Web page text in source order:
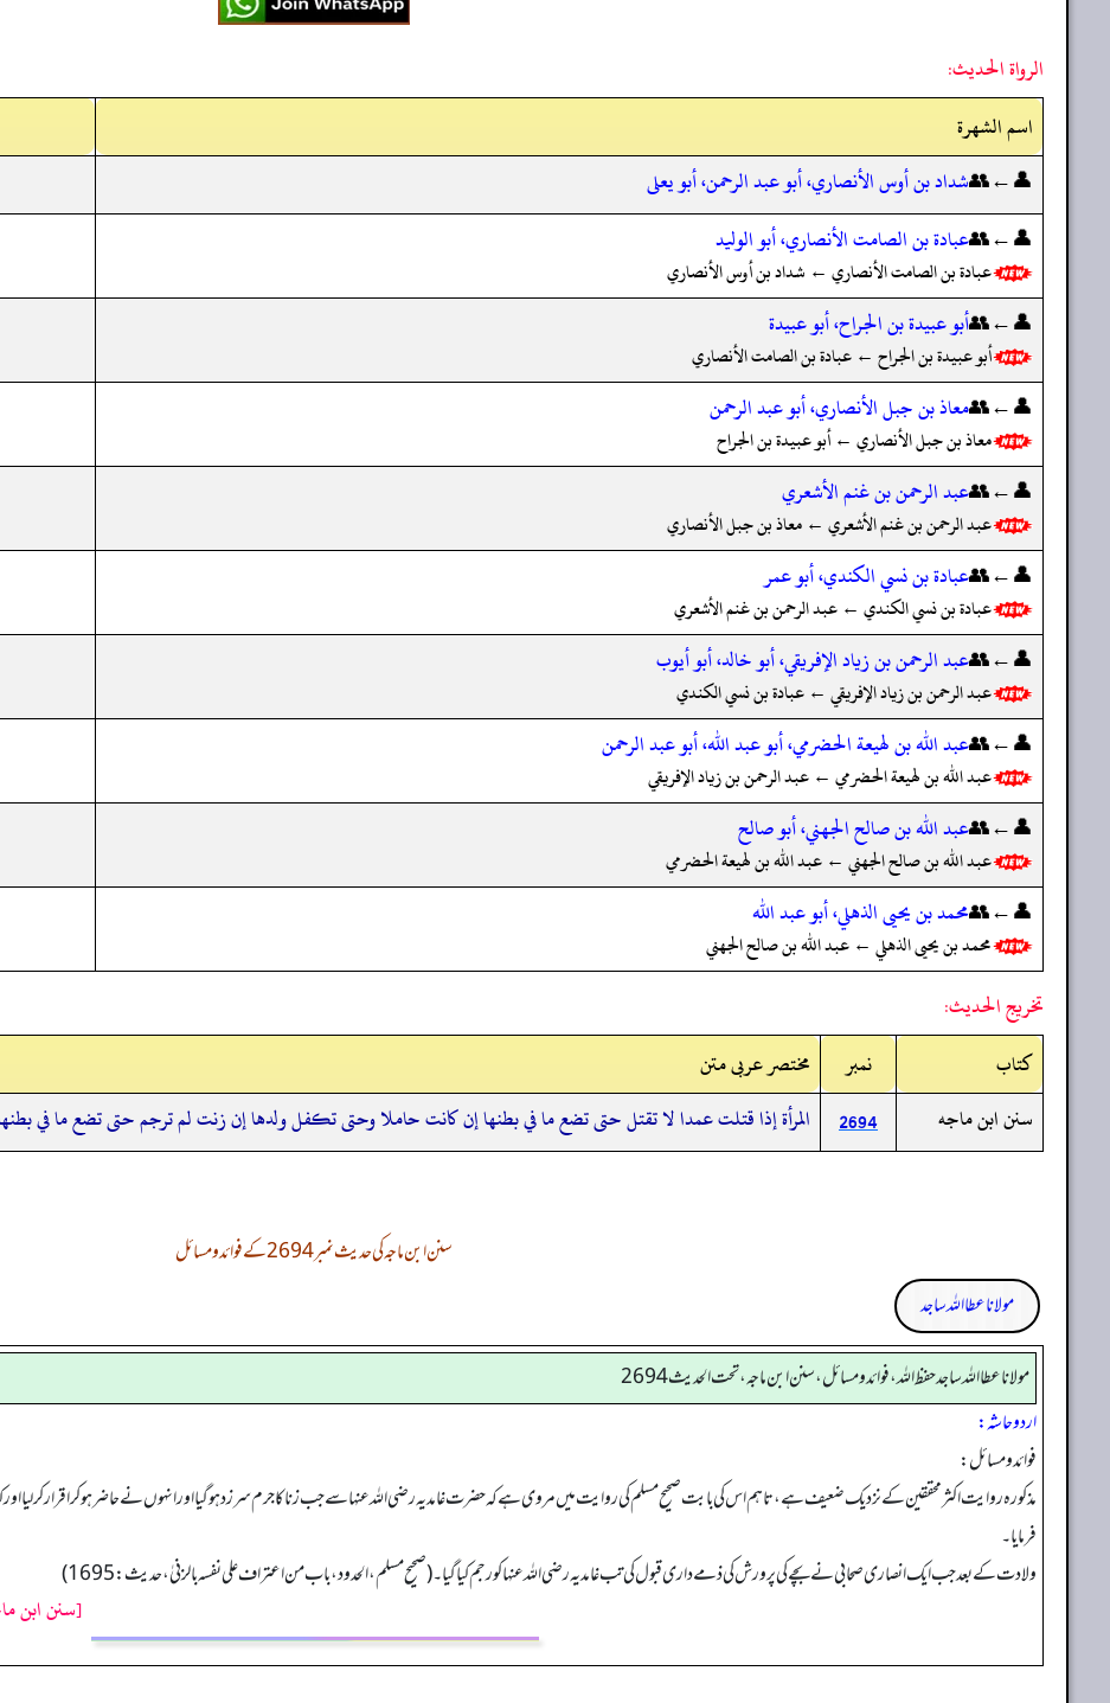
الرواة الحديث:
اسم الشهرة
👤←👥شداد بن أوس الأنصاري، أبو عبد الرحمن، أبو يعلى
👤←👥عبادة بن الصامت الأنصاري، أبو الوليد
عبادة بن الصامت الأنصاري ← شداد بن أوس الأنصاري
👤←👥أبو عبيدة بن الجراح، أبو عبيدة
أبو عبيدة بن الجراح ← عبادة بن الصامت الأنصاري
👤←👥معاذ بن جبل الأنصاري، أبو عبد الرحمن
معاذ بن جبل الأنصاري ← أبو عبيدة بن الجراح
👤←👥عبد الرحمن بن غنم الأشعري
عبد الرحمن بن غنم الأشعري ← معاذ بن جبل الأنصاري
👤←👥عبادة بن نسي الكندي، أبو عمر
عبادة بن نسي الكندي ← عبد الرحمن بن غنم الأشعري
👤←👥عبد الرحمن بن زياد الإفريقي، أبو خالد، أبو أيوب
عبد الرحمن بن زياد الإفريقي ← عبادة بن نسي الكندي
👤←👥عبد الله بن لهيعة الحضرمي، أبو عبد الله، أبو عبد الرحمن
عبد الله بن لهيعة الحضرمي ← عبد الرحمن بن زياد الإفريقي
👤←👥عبد الله بن صالح الجهني، أبو صالح
عبد الله بن صالح الجهني ← عبد الله بن لهيعة الحضرمي
👤←👥محمد بن يحيى الذهلي، أبو عبد الله
محمد بن يحيى الذهلي ← عبد الله بن صالح الجهني
تخريج الحديث:
کتاب
نمبر
مختصر عربی متن
سنن ابن ماجه
2694 المرأة إذا قتلت عمدا لا تقتل حتى تضع ما في بطنها إن كانت حاملا وحتى تكفل ولدها إن زنت لم ترجم حتى تضع ما في
سنن ابن ماجہ کی حدیث نمبر 2694 کے فوائد و مسائل
مولانا عطا اللہ ساجد
مولانا عطا الله ساجد حفظ الله، فوائد و مسائل، سنن ابن ماجه، تحت الحديث2694
اردو حاشہ:
فوائد ومسائل:
مذکورہ روایت اکثر محققین کے نزدیک ضعیف ہے، تاہم اس کی بابت صحیح مسلم کی روایت میں مروی ہے کہ حضرت غامدیہ رضی اللہ عنہا سے جب زنا کا جرم سرزد ہوگیا اورانہوں نے حاضر ہو کر اقرار کر لیا اور
فرمایا۔
ولادت کے بعد جب ایک انصاری صحابی نے بچے کی پرورش کی ذمے داری قبول کی تب غامدیہ رضی اللہ عنہا کو رجم کیا گیا۔ (صحیح مسلم، الحدود، باب من اعتراف علی نفسه بالزنیٰ، حدیث: 1695)
[سنن ابن